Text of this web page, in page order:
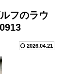
フのラウ
2026.04.21